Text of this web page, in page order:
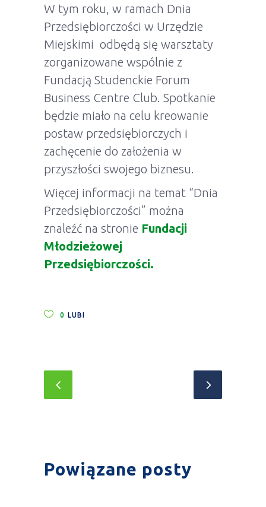
W tym roku, w ramach Dnia
Przedsiębiorczości w Urzędzie
Miejskimi odbędą się warsztaty
zorganizowane wspólnie z
Fundacją Studenckie Forum
Business Centre Club. Spotkanie
będzie miało na celu kreowanie
postaw przedsiębiorczych i
zachęcenie do założenia w
przyszłości swojego biznesu.
Więcej informacji na temat “Dnia
Przedsiębiorczości” można
znaleźć na stronie Fundacji
Młodzieżowej
Przedsiębiorczości.
0 LUBI
Powiązane posty